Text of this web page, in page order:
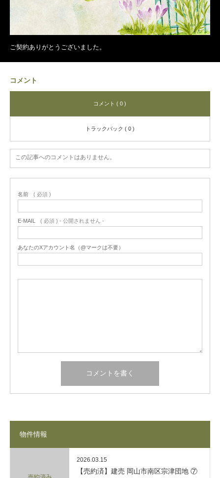
ご契約ありがとうございました。
コメント
コメント ( 0 )
トラックバック ( 0 )
この記事へのコメントはありません。
名前 ( 必須 )
E-MAIL ( 必須 ) - 公開されません -
あなたのXアカウント名（@マークは不要）
物件情報
2026.03.15
【売約済】建売 岡山市南区宗津団地 ⑦